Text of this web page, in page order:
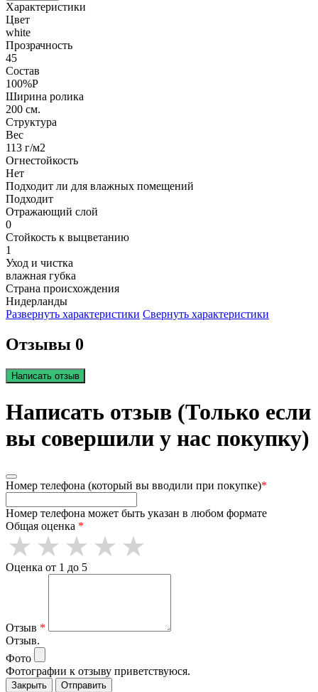
Характеристики
Цвет
white
Прозрачность
45
Состав
100%P
Ширина ролика
200 см.
Структура
Вес
113 г/м2
Огнестойкость
Нет
Подходит ли для влажных помещений
Подходит
Отражающий слой
0
Стойкость к выцветанию
1
Уход и чистка
влажная губка
Страна происхождения
Нидерланды
Развернуть характеристики Свернуть характеристики
Отзывы 0
Написать отзыв
Написать отзыв (Только если
вы совершили у нас покупку)
Номер телефона (который вы вводили при покупке)*
Номер телефона может быть указан в любом формате
Общая оценка *
Оценка от 1 до 5
Отзыв *
Отзыв.
Фото
Фотографии к отзыву приветствуюся.
Закрыть Отправить